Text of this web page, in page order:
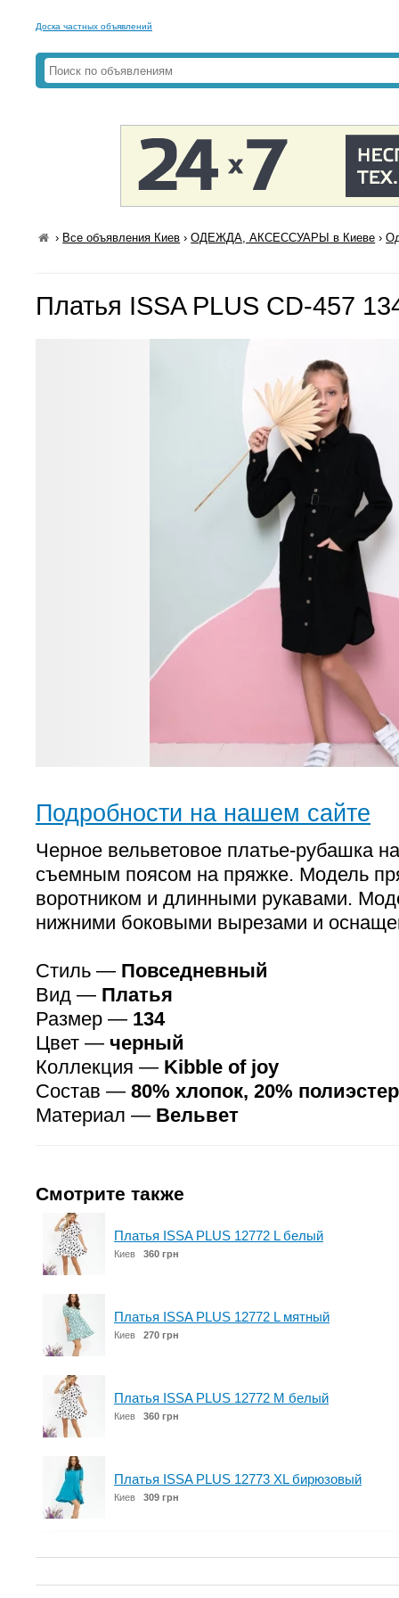
Доска частных объявлений
› Все объявления Киев ›ОДЕЖДА, АКСЕССУАРЫ в Киеве ›
Платья ISSA PLUS CD-457
Подробности на нашем сайте
Черное вельветовое платье-рубашка
съемным поясом на пряжке. Модель
воротником и длинными рукавами.
нижними боковыми вырезами и
Стиль — Повседневный
Вид — Платья
Размер — 134
Цвет — черный
Коллекция — Kibble of joy
Состав — 80% хлопок, 20% полиэстер
Материал — Вельвет
Смотрите также
Платья ISSA PLUS 12772 L белый
Киев 360 грн
Платья ISSA PLUS 12772 L мятный
Киев 270 грн
Платья ISSA PLUS 12772 M белый
Киев 360 грн
Платья ISSA PLUS 12773 XL бирюзовый
Киев 309 грн